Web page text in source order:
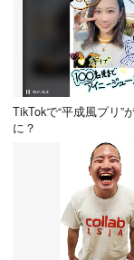
TikTokで“平成風プリ”
に？